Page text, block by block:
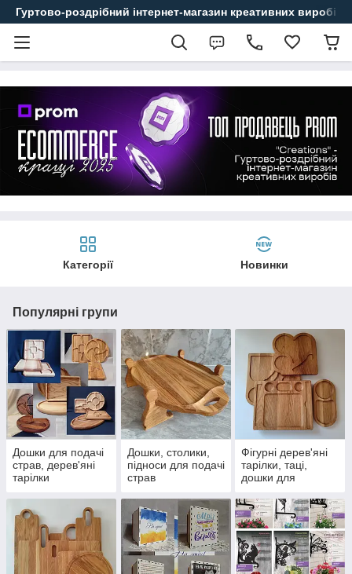
Гуртово-роздрібний інтернет-магазин креативних виробів
Категорії Новинки
Популярні групи
Дошки для подачі
страв, дерев'яні
тарілки
підноси
Дошки, столики,
підноси для подачі
страв
Фігурні дерев'яні
тарілки, таці,
дошки для
стола